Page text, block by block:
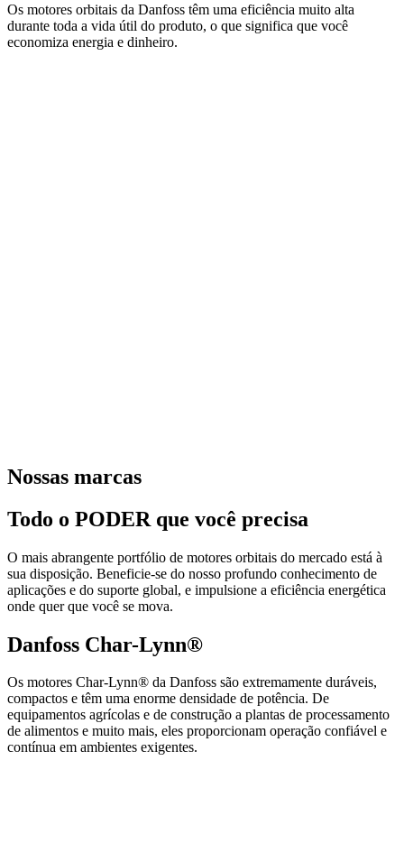
Os motores orbitais da Danfoss têm uma eficiência muito alta
durante toda a vida útil do produto, o que significa que você
economiza energia e dinheiro.
Nossas marcas
Todo o PODER que você precisa
O mais abrangente portfólio de motores orbitais do mercado está à
sua disposição. Beneficie-se do nosso profundo conhecimento de
aplicações e do suporte global, e impulsione a eficiência energética
onde quer que você se mova.
Danfoss Char-Lynn®
Os motores Char-Lynn® da Danfoss são extremamente duráveis,
compactos e têm uma enorme densidade de potência. De
equipamentos agrícolas e de construção a plantas de processamento
de alimentos e muito mais, eles proporcionam operação confiável e
contínua em ambientes exigentes.